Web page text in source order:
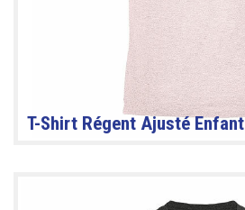
T-Shirt Régent Ajusté Enfant